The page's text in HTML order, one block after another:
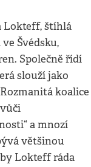
Lokteff, štíhlá
Švédsku,
Společně řídí
slouží jako
koalice
a mnozí
většinou
Lokteff ráda